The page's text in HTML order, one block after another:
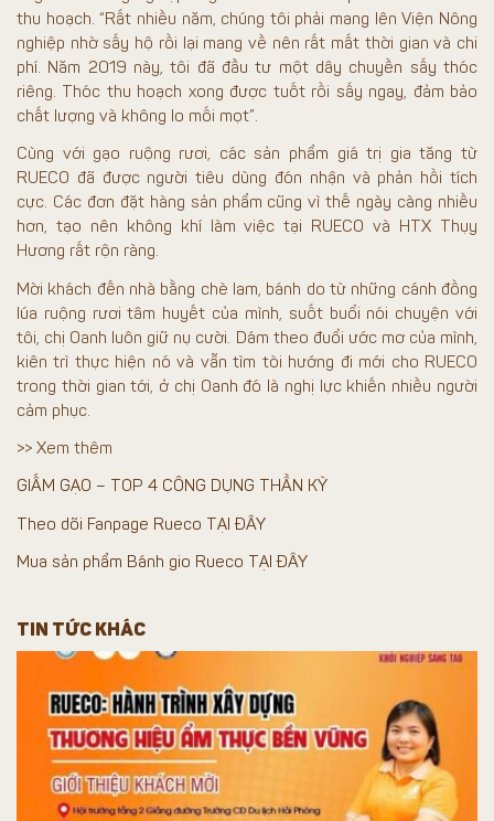
thu hoạch. “Rất nhiều năm, chúng tôi phải mang lên Viện Nông
nghiệp nhờ sấy hộ rồi lại mang về nên rất mất thời gian và chi
phí. Năm 2019 này, tôi đã đầu tư một dây chuyền sấy thóc
riêng. Thóc thu hoạch xong được tuốt rồi sấy ngay, đảm bảo
chất lượng và không lo mối mọt”.
Cùng với gạo ruộng rươi, các sản phẩm giá trị gia tăng từ
RUECO đã được người tiêu dùng đón nhận và phản hồi tích
cực. Các đơn đặt hàng sản phẩm cũng vì thế ngày càng nhiều
hơn, tạo nên không khí làm việc tại RUECO và HTX Thụy
Hương rất rộn ràng.
Mời khách đến nhà bằng chè lam, bánh do từ những cánh đồng
lúa ruộng rươi tâm huyết của mình, suốt buổi nói chuyện với
tôi, chị Oanh luôn giữ nụ cười. Dám theo đuổi ước mơ của mình,
kiên trì thực hiện nó và vẫn tìm tòi hướng đi mới cho RUECO
trong thời gian tới, ở chị Oanh đó là nghị lực khiến nhiều người
cảm phục.
>> Xem thêm
GIẤM GẠO – TOP 4 CÔNG DỤNG THẦN KỲ
Theo dõi Fanpage Rueco TẠI ĐÂY
Mua sản phẩm Bánh gio Rueco TẠI ĐÂY
TIN TỨC KHÁC